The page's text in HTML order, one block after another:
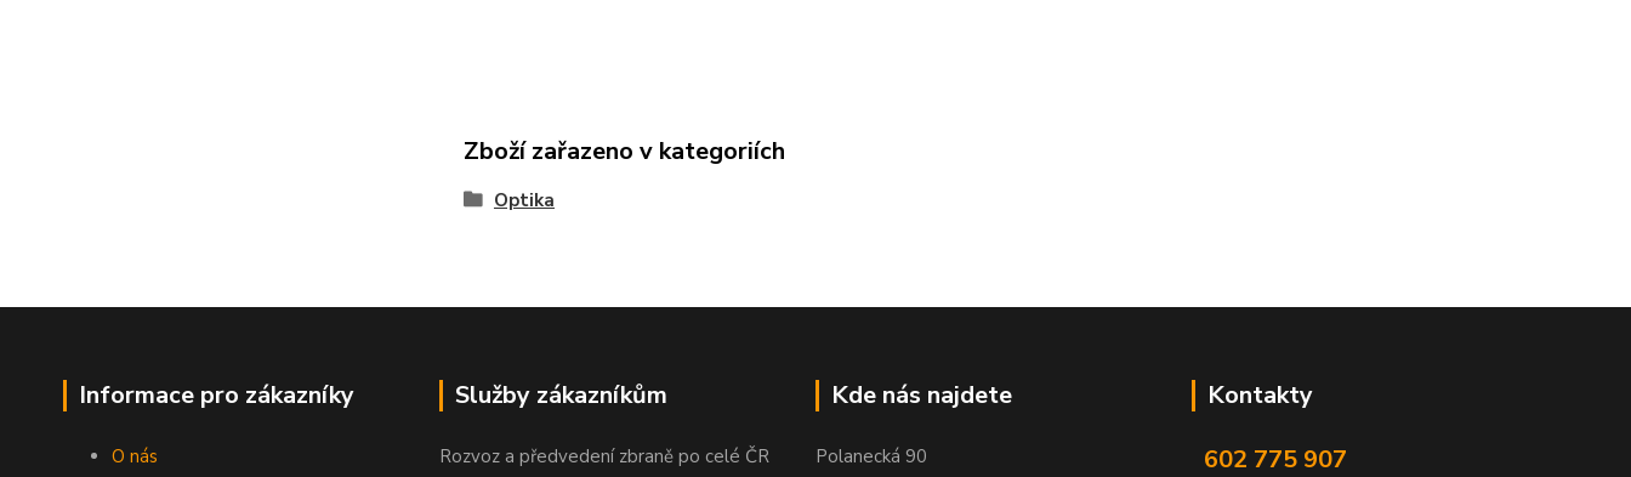
Zboží zařazeno v kategoriích
Optika
Informace pro zákazníky
O nás
Služby zákazníkům
Rozvoz a předvedení zbraně po celé ČR
Kde nás najdete
Polanecká 90
Kontakty
602 775 907